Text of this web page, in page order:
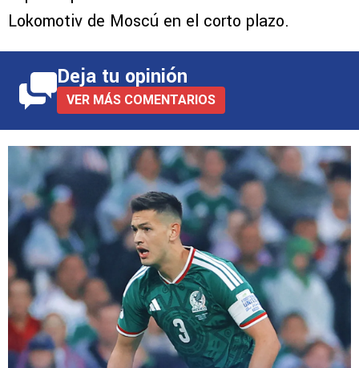
Lokomotiv de Moscú en el corto plazo.
Deja tu opinión
VER MÁS COMENTARIOS